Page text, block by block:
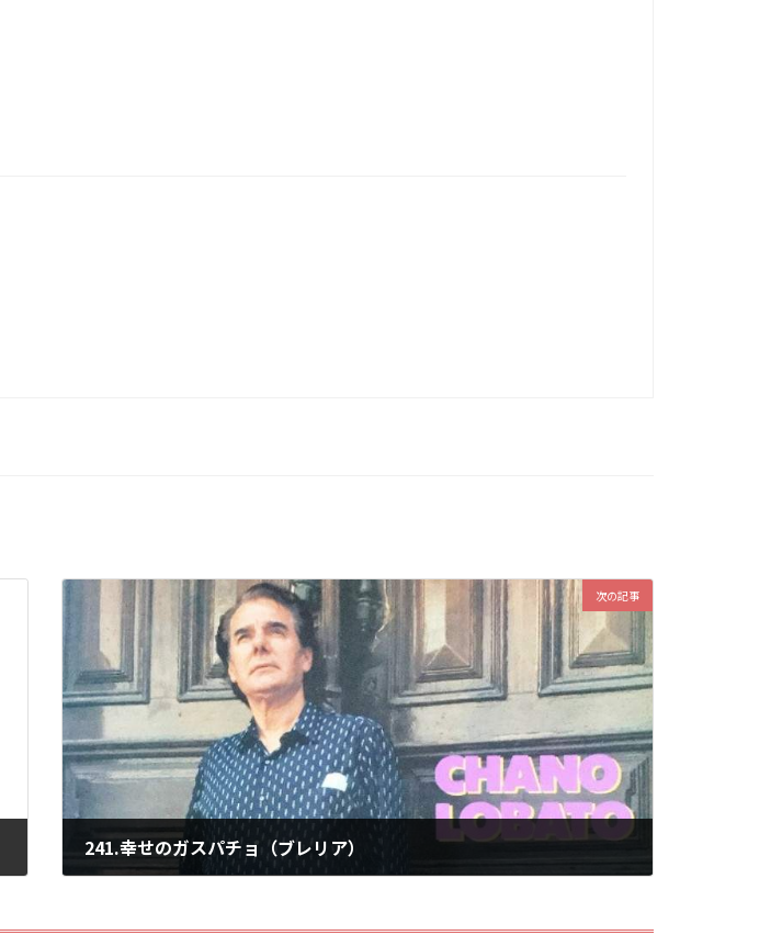
次の記事
241.幸せのガスパチョ（ブレリア）